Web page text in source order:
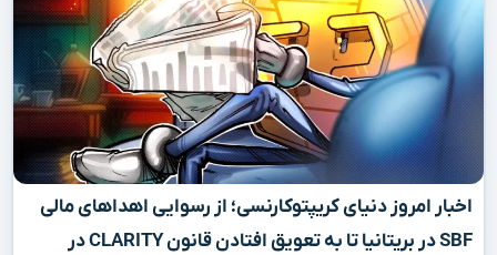
اخبار امروز دنیای کریپتوکارنسی؛ از رسوایی اهداهای مالی
SBF در بریتانیا تا به تعویق افتادن قانون CLARITY در